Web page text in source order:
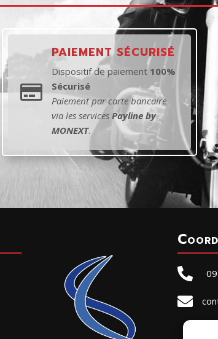

PAIEMENT SÉCURISÉ
Dispositif de paiement100%
Sécurisé
Paiement par carte bancaire
via les services Payline by
MONEXT.

